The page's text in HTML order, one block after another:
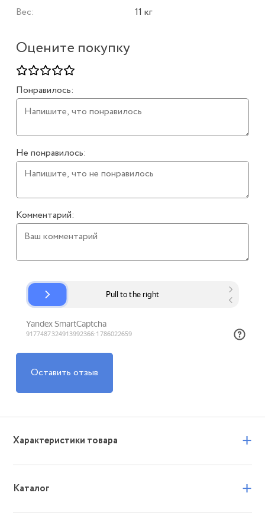
Оцените покупку
Понравилось:
Не понравилось:
Комментарий:
Оставить отзыв
Вес: 11 кг
Характеристики товара +
Каталог +